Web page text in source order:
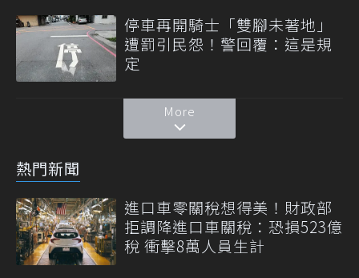
停車再開騎士「雙腳未著地」
遭罰引民怨！警回覆：這是規
定
More
熱門新聞
進口車零關稅想得美！財政部
拒調降進口車關稅：恐損523億
稅 衝擊8萬人員生計